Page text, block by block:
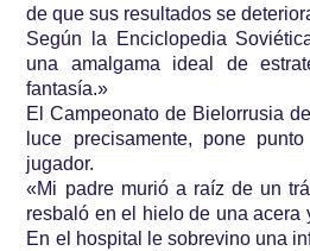
de que sus resultados se
Según la Enciclopedia
una amalgama ideal de
fantasía.»
El Campeonato de Bielorrusia
luce precisamente, pone
jugador.
«Mi padre murió a raíz de un
resbaló en el hielo de una acera
En el hospital le sobrevino una